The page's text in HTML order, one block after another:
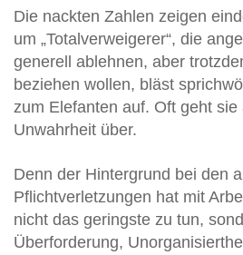
Die nackten Zahlen zeigen
um „Totalverweigerer“, die
generell ablehnen, aber
beziehen wollen, bläst
zum Elefanten auf. Oft geht
Unwahrheit über.
Denn der Hintergrund bei den
Pflichtverletzungen hat mit
nicht das geringste zu tun,
Überforderung,